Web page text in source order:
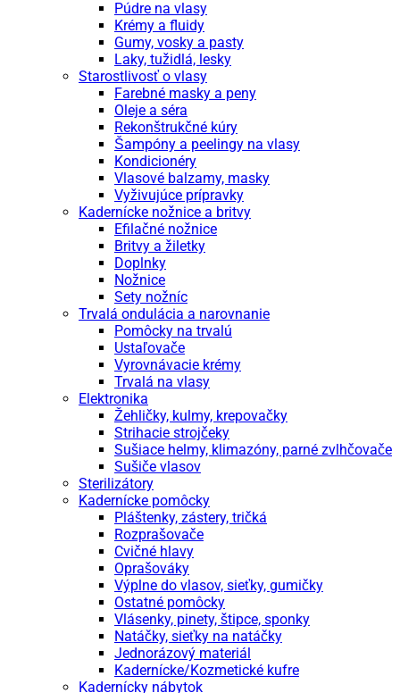
Púdre na vlasy
Krémy a fluidy
Gumy, vosky a pasty
Laky, tužidlá, lesky
Starostlivosť o vlasy
Farebné masky a peny
Oleje a séra
Rekonštrukčné kúry
Šampóny a peelingy na vlasy
Kondicionéry
Vlasové balzamy, masky
Vyživujúce prípravky
Kadernícke nožnice a britvy
Efilačné nožnice
Britvy a žiletky
Doplnky
Nožnice
Sety nožníc
Trvalá ondulácia a narovnanie
Pomôcky na trvalú
Ustaľovače
Vyrovnávacie krémy
Trvalá na vlasy
Elektronika
Žehličky, kulmy, krepovačky
Strihacie strojčeky
Sušiace helmy, klimazóny, parné zvlhčovače
Sušiče vlasov
Sterilizátory
Kadernícke pomôcky
Pláštenky, zástery, tričká
Rozprašovače
Cvičné hlavy
Oprašováky
Výplne do vlasov, sieťky, gumičky
Ostatné pomôcky
Vlásenky, pinety, štipce, sponky
Natáčky, sieťky na natáčky
Jednorázový materiál
Kadernícke/Kozmetické kufre
Kadernícky nábytok